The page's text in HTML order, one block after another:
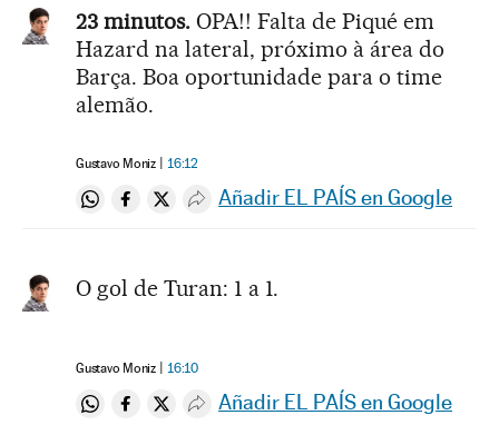
23 minutos. OPA!! Falta de Piqué em
Hazard na lateral, próximo à área do
Barça. Boa oportunidade para o time
alemão.
Gustavo Moniz 16:12
Compartir en Whatsapp
Compartir en Facebook
Compartir en Twitter
Desplegar Redes Sociales
Añadir EL PAÍS en Google
O gol de Turan: 1 a 1.
Gustavo Moniz 16:10
Compartir en Whatsapp
Compartir en Facebook
Compartir en Twitter
Desplegar Redes Sociales
Añadir EL PAÍS en Google